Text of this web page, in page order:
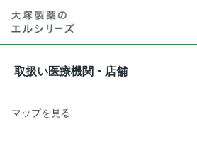
取扱い医療機関・店舗
マップを見る